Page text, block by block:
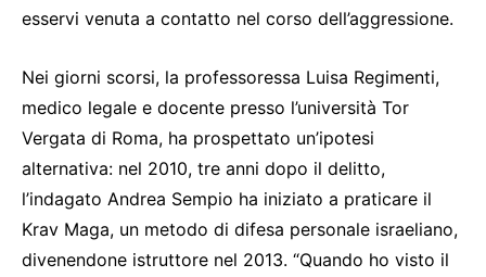
esservi venuta a contatto nel corso dell’aggressione.
Nei giorni scorsi, la professoressa Luisa Regimenti,
medico legale e docente presso l’università Tor
Vergata di Roma, ha prospettato un’ipotesi
alternativa: nel 2010, tre anni dopo il delitto,
l’indagato Andrea Sempio ha iniziato a praticare il
Krav Maga, un metodo di difesa personale israeliano,
divenendone istruttore nel 2013. “Quando ho visto il